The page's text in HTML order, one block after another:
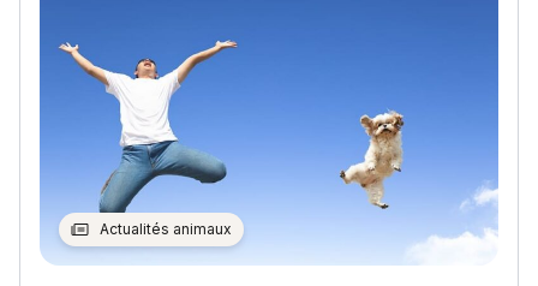
Actualités animaux